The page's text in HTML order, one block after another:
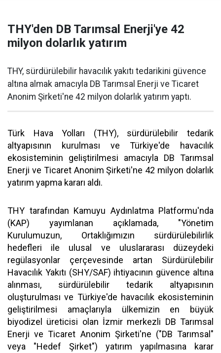
THY'den DB Tarımsal Enerji'ye 42
milyon dolarlık yatırım
THY, sürdürülebilir havacılık yakıtı tedarikini güvence
altına almak amacıyla DB Tarımsal Enerji ve Ticaret
Anonim Şirketi'ne 42 milyon dolarlık yatırım yaptı.
Türk Hava Yolları (THY), sürdürülebilir tedarik
altyapısının kurulması ve Türkiye'de havacılık
ekosisteminin geliştirilmesi amacıyla DB Tarımsal
Enerji ve Ticaret Anonim Şirketi'ne 42 milyon dolarlık
yatırım yapma kararı aldı.
THY tarafından Kamuyu Aydınlatma Platformu'nda
(KAP) yayımlanan açıklamada, "Yönetim
Kurulumuzun, Ortaklığımızın sürdürülebilirlik
hedefleri ile ulusal ve uluslararası düzeydeki
regülasyonlar çerçevesinde artan Sürdürülebilir
Havacılık Yakıtı (SHY/SAF) ihtiyacının güvence altına
alınması, sürdürülebilir tedarik altyapısının
oluşturulması ve Türkiye'de havacılık ekosisteminin
geliştirilmesi amaçlarıyla ülkemizin en büyük
biyodizel üreticisi olan İzmir merkezli DB Tarımsal
Enerji ve Ticaret Anonim Şirketi'ne ("DB Tarımsal"
veya "Hedef Şirket") yatırım yapılmasına karar